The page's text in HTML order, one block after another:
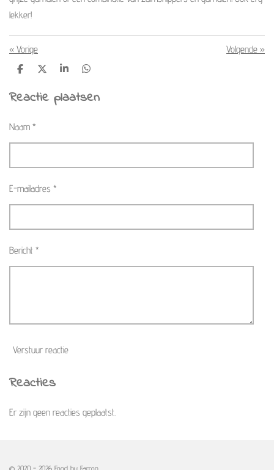
lekker!
« Vorige Volgende »
D
l
e
D
e
l
S
a
r
D
e
Reactie plaatsen
Naam *
E-mailadres *
Bericht *
Verstuur reactie
Reacties
Er zijn geen reacties geplaatst.